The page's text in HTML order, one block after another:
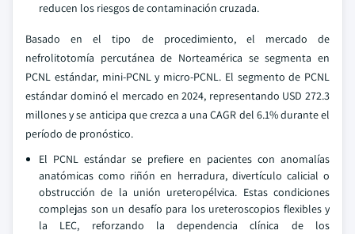
reducen los riesgos de contaminación cruzada.
Basado en el tipo de procedimiento, el mercado de
nefrolitotomía percutánea de Norteamérica se segmenta en
PCNL estándar, mini-PCNL y micro-PCNL. El segmento de PCNL
estándar dominó el mercado en 2024, representando USD 272.3
millones y se anticipa que crezca a una CAGR del 6.1% durante el
período de pronóstico.
El PCNL estándar se prefiere en pacientes con anomalías
anatómicas como riñón en herradura, divertículo calicial o
obstrucción de la unión ureteropélvica. Estas condiciones
complejas son un desafío para los ureteroscopios flexibles y
la LEC, reforzando la dependencia clínica de los